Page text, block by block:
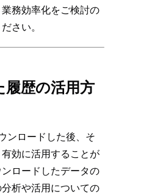
務効率化をご検討の
さい。
歴の活用方
ンロードした後、そ
効に活用することが
ロードしたデータの
析や活用についての